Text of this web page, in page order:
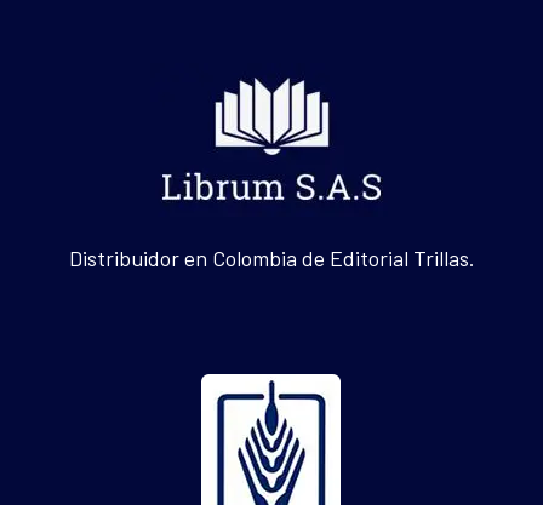
Distribuidor en Colombia de Editorial Trillas.